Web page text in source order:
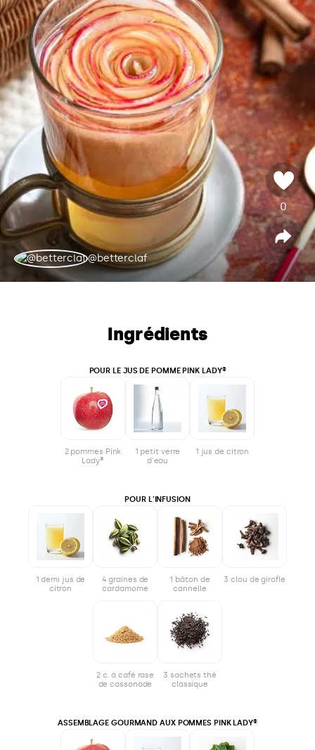
@betterclaf
0v
o
t
e
P
a
r
t
a
g
Ingrédients
POUR LE JUS DE POMME PINK LADY®
2 pommes Pink
Lady®
1 petit verre
d'eau
1 jus de citron
POUR L'INFUSION
1 demi jus de
citron
4 graines de
cardamome
1 bâton de
cannelle
3 clou de girofle
2 c. à café rase
de cassonade
3 sachets thé
classique
ASSEMBLAGE GOURMAND AUX POMMES PINK LADY®